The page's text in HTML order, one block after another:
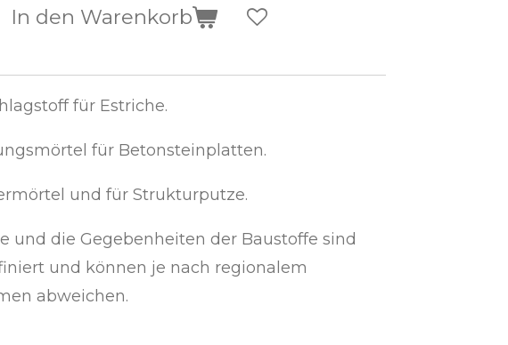
In den Warenkorb
für Estriche.
für Betonsteinplatten.
und für Strukturputze.
und die Gegebenheiten der Baustoffe sind
und können je nach regionalem
abweichen.